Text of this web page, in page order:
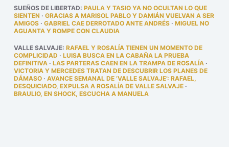
SUEÑOS DE LIBERTAD: PAULA Y TASIO YA NO OCULTAN LO QUE
SIENTEN · GRACIAS A MARISOL PABLO Y DAMIÁN VUELVAN A SER
AMIGOS· GABRIEL CAE DERROTADO ANTE ANDRÉS· MIGUEL NO
AGUANTA Y ROMPE CON CLAUDIA
VALLE SALVAJE: RAFAEL Y ROSALÍA TIENEN UN MOMENTO DE
COMPLICIDAD · LUISA BUSCA EN LA CABAÑA LA PRUEBA
DEFINITIVA· LAS PARTERAS CAEN EN LA TRAMPA DE ROSALÍA·
VICTORIA Y MERCEDES TRATAN DE DESCUBRIR LOS PLANES DE
DÁMASO· AVANCE SEMANAL DE ‘VALLE SALVAJE’: RAFAEL,
DESQUICIADO, EXPULSA A ROSALÍA DE VALLE SALVAJE·
BRAULIO, EN SHOCK, ESCUCHA A MANUELA